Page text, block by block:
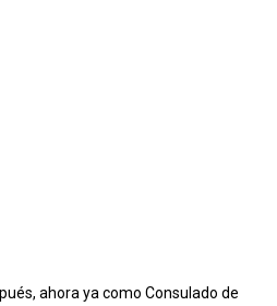
ahora ya como Consulado de